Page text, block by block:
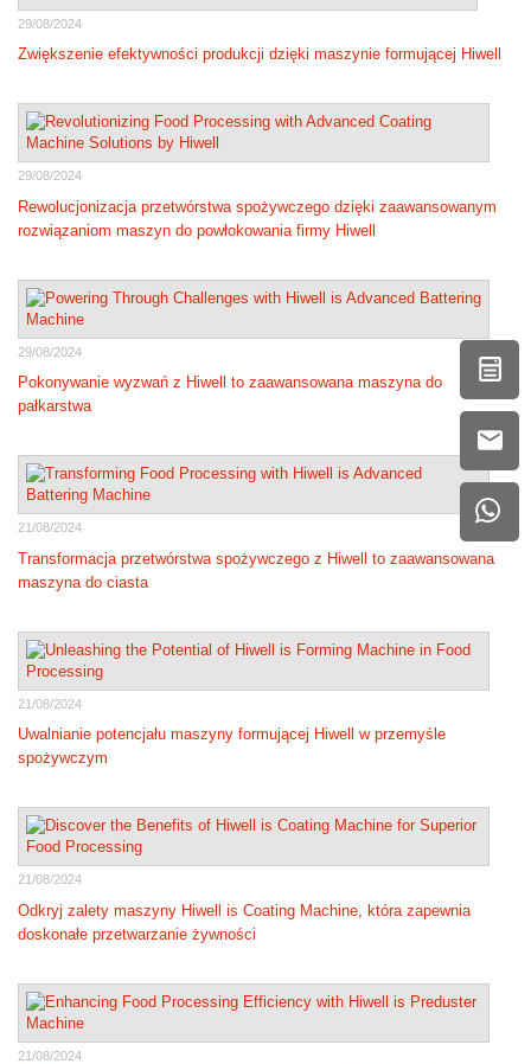
29/08/2024
Zwiększenie efektywności produkcji dzięki maszynie formującej Hiwell
29/08/2024
Rewolucjonizacja przetwórstwa spożywczego dzięki zaawansowanym
rozwiązaniom maszyn do powłokowania firmy Hiwell
29/08/2024
Pokonywanie wyzwań z Hiwell to zaawansowana maszyna do
pałkarstwa
21/08/2024
Transformacja przetwórstwa spożywczego z Hiwell to zaawansowana
maszyna do ciasta
21/08/2024
Uwalnianie potencjału maszyny formującej Hiwell w przemyśle
spożywczym
21/08/2024
Odkryj zalety maszyny Hiwell is Coating Machine, która zapewnia
doskonałe przetwarzanie żywności
21/08/2024